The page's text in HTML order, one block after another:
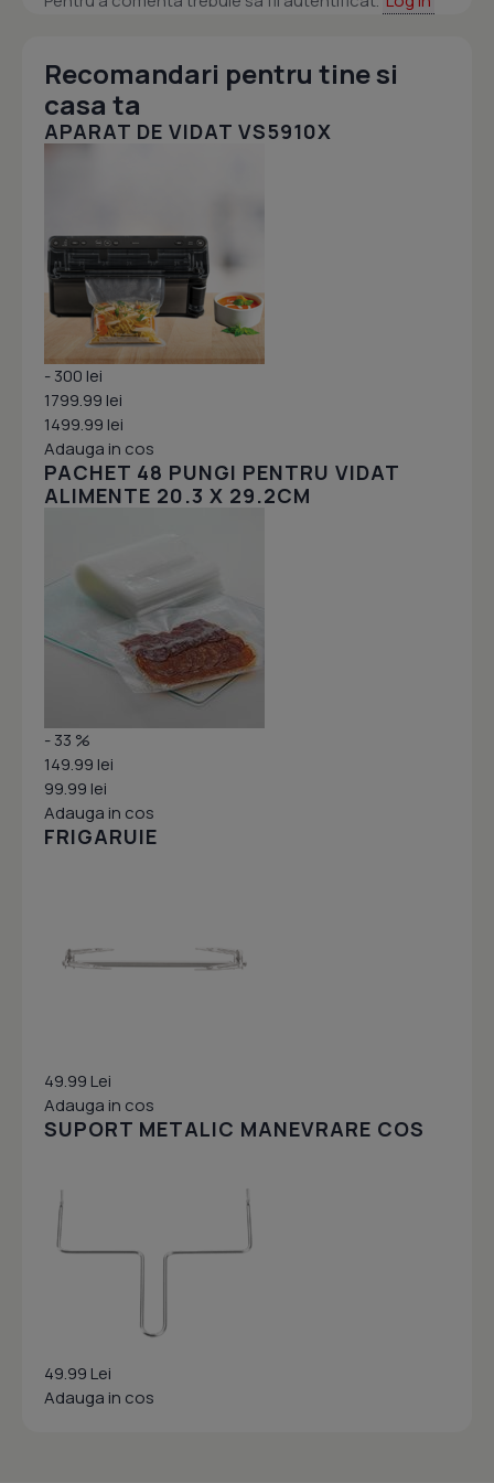
Recomandari pentru tine si
casa ta
APARAT DE VIDAT VS5910X
- 300 lei
1799.99 lei
1499.99 lei
Adauga in cos
PACHET 48 PUNGI PENTRU VIDAT
ALIMENTE 20.3 X 29.2CM
- 33 %
149.99 lei
99.99 lei
Adauga in cos
FRIGARUIE
49.99 Lei
Adauga in cos
SUPORT METALIC MANEVRARE COS
49.99 Lei
Adauga in cos